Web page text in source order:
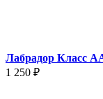
Лабрадор Класс
1 250 ₽